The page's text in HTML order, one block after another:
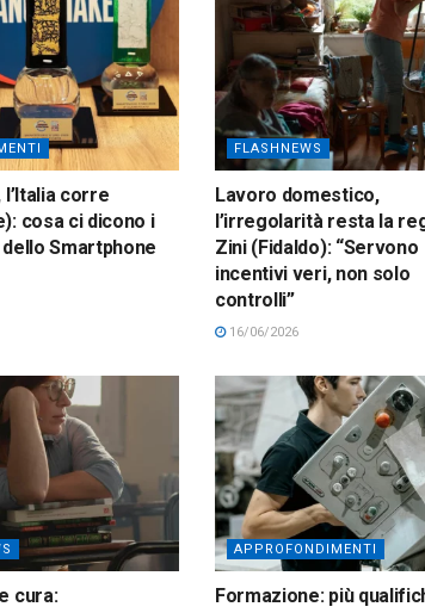
l’Italia corre
cosa ci dicono i
Smartphone
FLASHNEWS
Lavoro domestico,
l’irregolarità resta la
Zini (Fidaldo): “Servono
incentivi veri, non solo
controlli”
16/06/2026
cura:
APPROFONDIMENTI
Formazione: più